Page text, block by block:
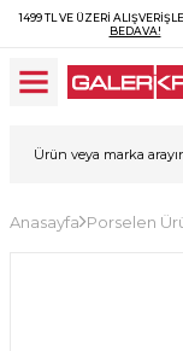
1499 TL VE ÜZERI
BEDAVA!
Anasayfa Porselen